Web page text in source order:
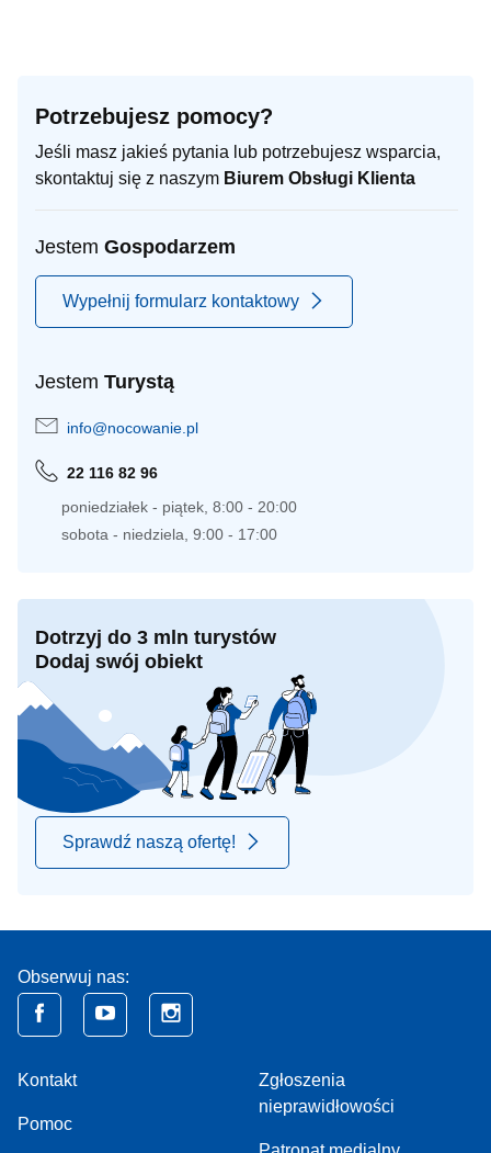
Potrzebujesz pomocy?
Jeśli masz jakieś pytania lub potrzebujesz wsparcia,
skontaktuj się z naszym Biurem Obsługi Klienta
Jestem Gospodarzem
Wypełnij formularz kontaktowy
Jestem Turystą
info@nocowanie.pl
22 116 82 96
poniedziałek - piątek, 8:00 - 20:00
sobota - niedziela, 9:00 - 17:00
Dotrzyj do 3 mln turystów
Dodaj swój obiekt
Sprawdź naszą ofertę!
Obserwuj nas:
Kontakt
Pomoc
Zgłoszenia
nieprawidłowości